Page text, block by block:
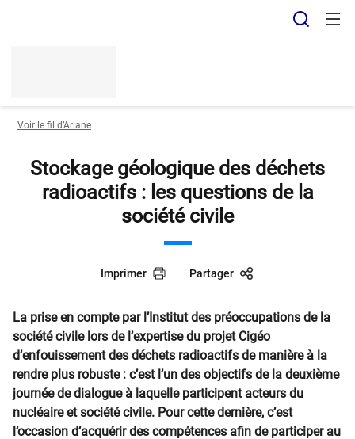
Voir le fil d’Ariane
Stockage géologique des déchets
radioactifs : les questions de la
société civile
Imprimer Partager
La prise en compte par l’Institut des préoccupations de la
société civile lors de l’expertise du projet Cigéo
d’enfouissement des déchets radioactifs de manière à la
rendre plus robuste : c’est l’un des objectifs de la deuxième
journée de dialogue à laquelle participent acteurs du
nucléaire et société civile. Pour cette dernière, c’est
l’occasion d’acquérir des compétences afin de participer au